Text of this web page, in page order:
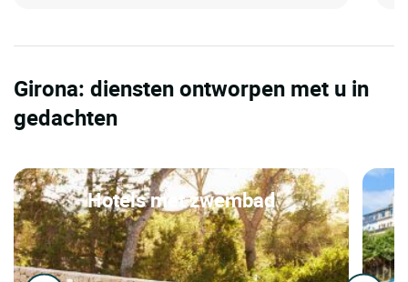
Girona: diensten ontworpen met u in
gedachten
Hotels met zwembad